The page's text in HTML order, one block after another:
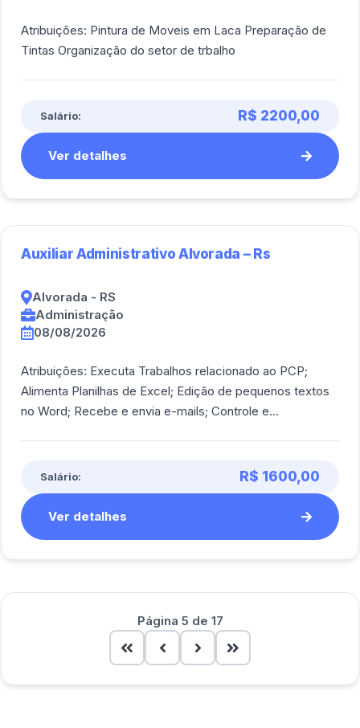
Atribuições: Pintura de Moveis em Laca Preparação de
Tintas Organização do setor de trbalho
Salário: R$ 2200,00
Ver detalhes
Auxiliar Administrativo Alvorada – Rs
Alvorada - RS
Administração
08/08/2026
Atribuições: Executa Trabalhos relacionado ao PCP;
Alimenta Planilhas de Excel; Edição de pequenos textos
no Word; Recebe e envia e-mails; Controle e
Salário: R$ 1600,00
Ver detalhes
Página 5 de 17